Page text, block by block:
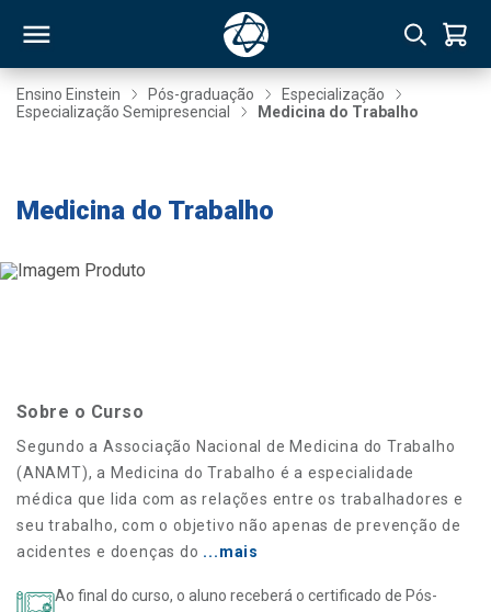
Ensino Einstein Pós-graduação
Especialização
Especialização Semipresencial
Medicina do Trabalho
Medicina do Trabalho
Sobre o Curso
Segundo a Associação Nacional de Medicina do Trabalho
(ANAMT), a Medicina do Trabalho é a especialidade
médica que lida com as relações entre os trabalhadores e
seu trabalho, com o objetivo não apenas de prevenção de
acidentes e doenças do ...mais
Ao final do curso, o aluno receberá o certificado de Pós-